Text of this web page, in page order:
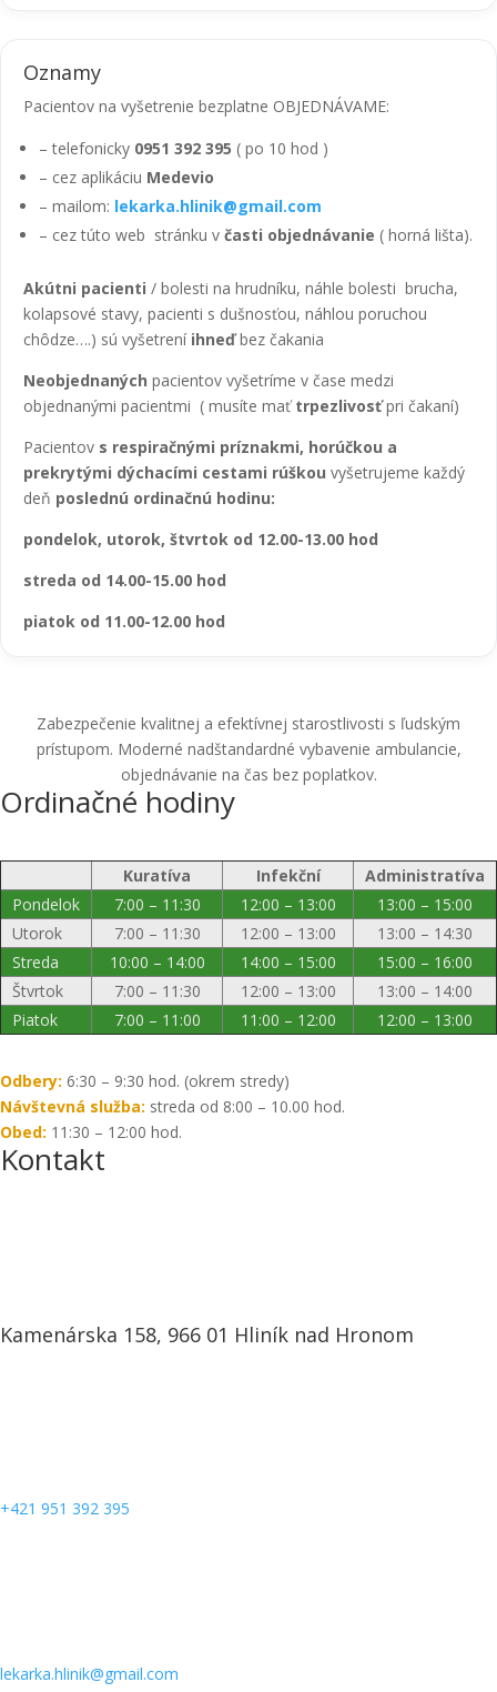
Oznamy
Pacientov na vyšetrenie bezplatne OBJEDNÁVAME:
– telefonicky 0951 392 395 ( po 10 hod )
– cez aplikáciu Medevio
– mailom: lekarka.hlinik@gmail.com
– cez túto web stránku v časti objednávanie ( horná lišta).
Akútni pacienti / bolesti na hrudníku, náhle bolesti brucha,
kolapsové stavy, pacienti s dušnosťou, náhlou poruchou
chôdze….) sú vyšetrení ihneďbez čakania
Neobjednaných pacientov vyšetríme v čase medzi
objednanými pacientmi ( musíte maťtrpezlivosťpri čakaní)
Pacientov s respiračnými príznakmi, horúčkou a
prekrytými dýchacími cestami rúškou vyšetrujeme každý
deň poslednú ordinačnú hodinu:
pondelok, utorok, štvrtok od 12.00-13.00 hod
streda od 14.00-15.00 hod
piatok od 11.00-12.00 hod
Zabezpečenie kvalitnej a efektívnej starostlivosti s ľudským
prístupom. Moderné nadštandardné vybavenie ambulancie,
objednávanie na čas bez poplatkov.
Ordinačné hodiny
Kuratíva Infekční
Administratíva
Pondelok
7:00 – 11:30 12:00 – 13:00
13:00 – 15:00
Utorok
7:00 – 11:30 12:00 – 13:00
13:00 – 14:30
Streda
10:00 – 14:00 14:00 – 15:00
15:00 – 16:00
Štvrtok
7:00 – 11:30 12:00 – 13:00
13:00 – 14:00
Piatok
7:00 – 11:00 11:00 – 12:00 12:00 – 13:00
Odbery: 6:30 – 9:30 hod. (okrem stredy)
Návštevná služba: streda od 8:00 – 10.00 hod.
Obed: 11:30 – 12:00 hod.
Kontakt
Kamenárska 158, 966 01 Hliník nad Hronom
+421 951 392 395
lekarka.hlinik@gmail.com